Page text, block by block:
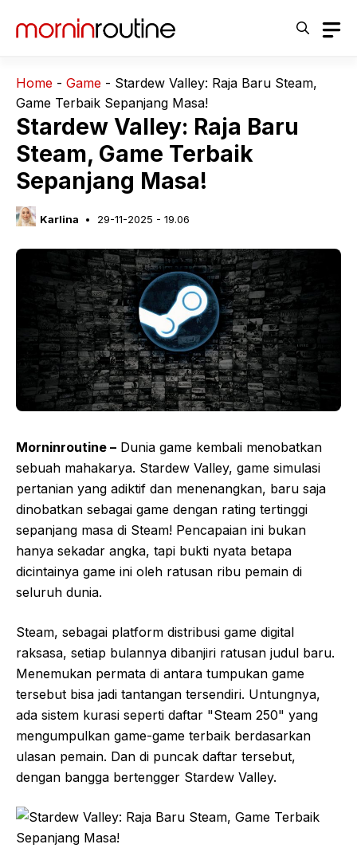
Home - Game - Stardew Valley: Raja Baru Steam,
Game Terbaik Sepanjang Masa!
Stardew Valley: Raja Baru
Steam, Game Terbaik
Sepanjang Masa!
Karlina 29-11-2025 - 19.06
Morninroutine – Dunia game kembali menobatkan
sebuah mahakarya. Stardew Valley, game simulasi
pertanian yang adiktif dan menenangkan, baru saja
dinobatkan sebagai game dengan rating tertinggi
sepanjang masa di Steam! Pencapaian ini bukan
hanya sekadar angka, tapi bukti nyata betapa
dicintainya game ini oleh ratusan ribu pemain di
seluruh dunia.
Steam, sebagai platform distribusi game digital
raksasa, setiap bulannya dibanjiri ratusan judul baru.
Menemukan permata di antara tumpukan game
tersebut bisa jadi tantangan tersendiri. Untungnya,
ada sistem kurasi seperti daftar "Steam 250" yang
mengumpulkan game-game terbaik berdasarkan
ulasan pemain. Dan di puncak daftar tersebut,
dengan bangga bertengger Stardew Valley.